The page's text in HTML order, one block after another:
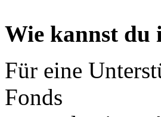
Wie kannst du
Für eine
Fonds